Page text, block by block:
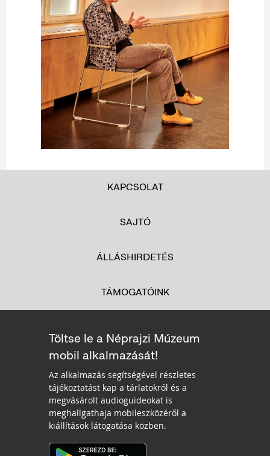
KAPCSOLAT
SAJTÓ
ÁLLÁSHIRDETÉS
TÁMOGATÓINK
Töltse le a Néprajzi Múzeum
mobil alkalmazását!
Az alkalmazás segítségével részletes
tájékoztatást kap a tárlatokról és a
megvásárolt audioguideokat is
meghallgathaja mobileszközéről a
kiállítások látogatása közben.